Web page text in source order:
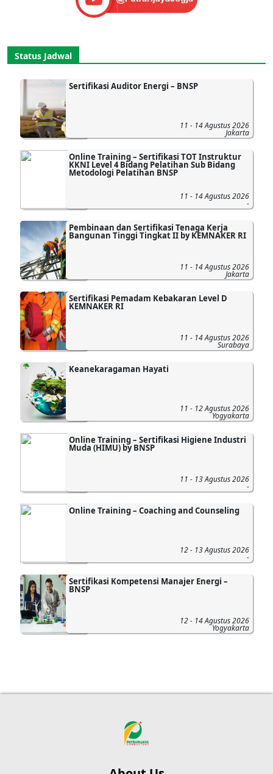
Status Jadwal
Sertifikasi Auditor Energi – BNSP
11 - 14 Agustus 2026
Jakarta
Online Training – Sertifikasi TOT Instruktur
KKNI Level 4 Bidang Pelatihan Sub Bidang
Metodologi Pelatihan BNSP
11 - 14 Agustus 2026
-
Pembinaan dan Sertifikasi Tenaga Kerja
Bangunan Tinggi Tingkat II by KEMNAKER RI
11 - 14 Agustus 2026
Jakarta
Sertifikasi Pemadam Kebakaran Level D
KEMNAKER RI
11 - 14 Agustus 2026
Surabaya
Keanekaragaman Hayati
11 - 12 Agustus 2026
Yogyakarta
Online Training – Sertifikasi Higiene Industri
Muda (HIMU) by BNSP
11 - 13 Agustus 2026
-
Online Training – Coaching and Counseling
12 - 13 Agustus 2026
-
Sertifikasi Kompetensi Manajer Energi –
BNSP
12 - 14 Agustus 2026
Yogyakarta